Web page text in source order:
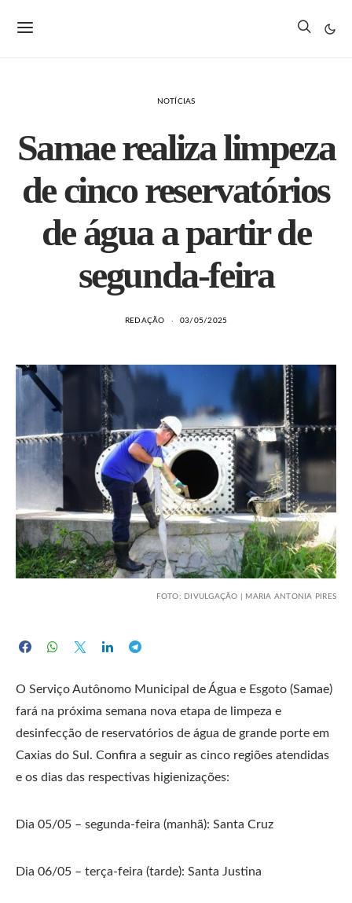
NOTÍCIAS
Samae realiza limpeza
de cinco reservatórios
de água a partir de
segunda-feira
REDAÇÃO 03/05/2025
FOTO: DIVULGAÇÃO | MARIA ANTONIA PIRES
O Serviço Autônomo Municipal de Água e Esgoto (Samae)
fará na próxima semana nova etapa de limpeza e
desinfecção de reservatórios de água de grande porte em
Caxias do Sul. Confira a seguir as cinco regiões atendidas
e os dias das respectivas higienizações:
Dia 05/05 – segunda-feira (manhã): Santa Cruz
Dia 06/05 – terça-feira (tarde): Santa Justina